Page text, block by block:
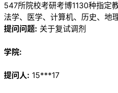
547所院校考研考博1130种指定
法学、医学、计算机、历史、地
提问问题: 关于复试调剂
学院:
提问人: 15***17